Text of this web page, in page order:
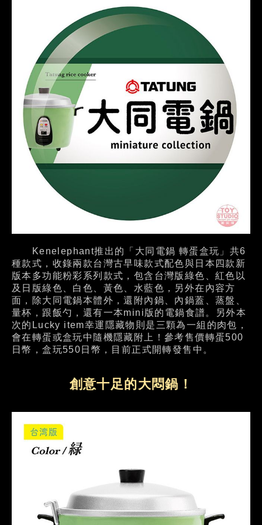
Kenelephant推出的「大同電鍋 轉蛋盒玩」共6
種款式，收錄兩款台灣古早味款式配色與日本四款新
版本多功能粉彩系列款式，包含台灣版綠色、紅色以
及日版綠色、白色、黃色、水藍色，另外在內容方
面，除大同電鍋本體外，還附內鍋、內鍋蓋、蒸盤、
量杯，跟飯勺，還有一本mini版的電鍋食譜。另外本
次的Lucky item幸運隱藏物則是三顆為一組的肉包，
會在轉蛋或盒玩中隨機隱藏附上！參考售價轉蛋500
日幣，盒玩550日幣，目前正式開轉發售中。
創意十足的大悶鍋！